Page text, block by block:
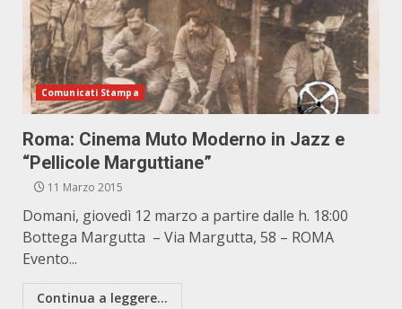
Comunicati Stampa
Roma: Cinema Muto Moderno in Jazz e
“Pellicole Marguttiane”
11 Marzo 2015
Domani, giovedì 12 marzo a partire dalle h. 18:00
Bottega Margutta – Via Margutta, 58 – ROMA
Evento...
Continua a leggere...